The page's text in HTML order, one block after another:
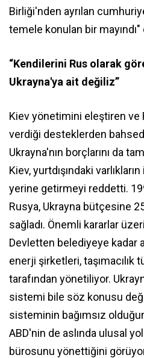
Birliği'nden ayrılan
temele konulan bir mayındı"
“Kendilerini Rus olarak
Ukrayna'ya ait değiliz”
Kiev yönetimini eleştiren ve
verdiği desteklerden
Ukrayna'nın borçlarını da
Kiev, yurtdışındaki
yerine getirmeyi reddetti.
Rusya, Ukrayna bütçesine
sağladı. Önemli kararlar
Devletten belediyeye kadar
enerji şirketleri, taşımacılık
tarafından yönetiliyor.
sistemi bile söz konusu
sisteminin bağımsız
ABD'nin de aslında ulusal
bürosunu yönettiğini